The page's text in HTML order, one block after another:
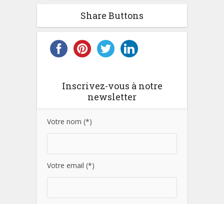
Share Buttons
Inscrivez-vous à notre
newsletter
Votre nom (*)
Votre email (*)